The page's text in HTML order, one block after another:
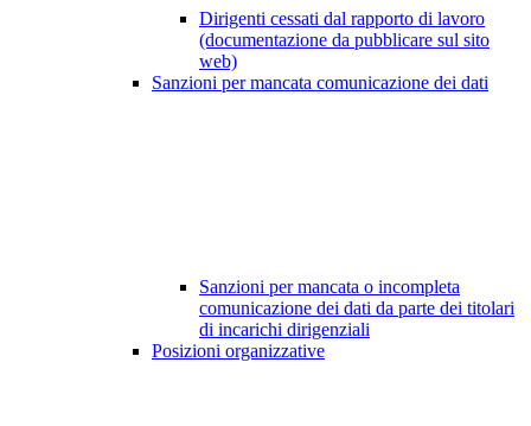
Dirigenti cessati dal rapporto di lavoro
(documentazione da pubblicare sul sito
web)
Sanzioni per mancata comunicazione dei dati
Sanzioni per mancata o incompleta
comunicazione dei dati da parte dei titolari
di incarichi dirigenziali
Posizioni organizzative